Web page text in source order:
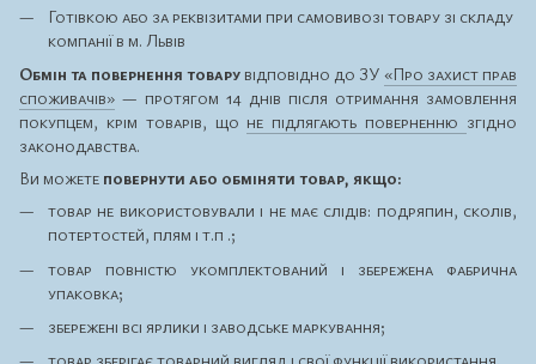
Готівкою або за реквізитами при самовивозі товару зі складу
компанії в м. Львів
Обмін та повернення товару відповідно до ЗУ «Про захист прав
споживачів» — протягом 14 днів після отримання замовлення
покупцем, крім товарів, що не підлягають поверненню згідно
законодавства.
Ви можете повернути або обміняти товар, якщо:
товар не використовували і не має слідів: подряпин, сколів,
потертостей, плям і т.п .;
товар повністю укомплектований і збережена фабрична
упаковка;
збережені всі ярлики і заводське маркування;